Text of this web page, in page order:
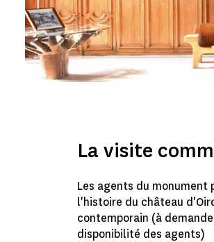
La visite
Les agents du monument
l'histoire du château
contemporain (à
disponibilité des agents)